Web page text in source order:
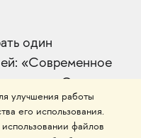
один
«Современное
«Саунд-арт
и цифровое
Перформанс»,
улучшения работы
его использования.
файлов